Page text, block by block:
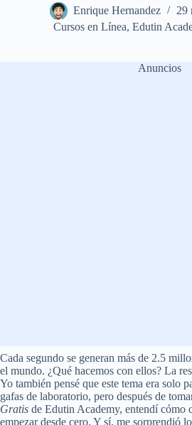
Enrique Hernandez
29
Cursos en Línea,Edutin
Anuncios
Cada segundo se generan más de 2.5
el mundo. ¿Qué hacemos con ellos? La
Yo también pensé que este tema era solo
gafas de laboratorio, pero después de
Gratis de Edutin Academy, entendí cómo
empezar desde cero. Y sí, me sorprendió